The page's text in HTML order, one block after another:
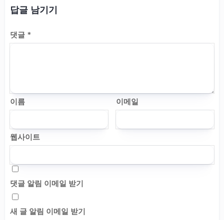
답글 남기기
댓글 *
이름 이메일
웹사이트
댓글 알림 이메일 받기
새 글 알림 이메일 받기